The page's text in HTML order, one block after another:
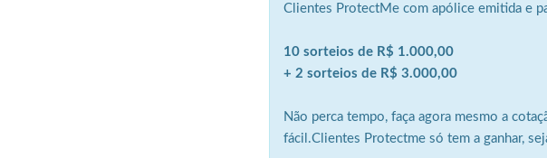
Clientes ProtectMe com apólice emitida e
10 sorteios de R$ 1.000,00
+ 2 sorteios de R$ 3.000,00
Não perca tempo, faça agora mesmo a
fácil.Clientes Protectme só tem a ganhar,